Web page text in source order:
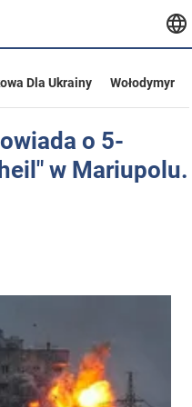
Dla Ukrainy
Wołodymyr
o 5-
w Mariupolu.